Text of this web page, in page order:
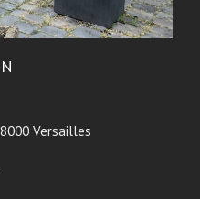
Versailles